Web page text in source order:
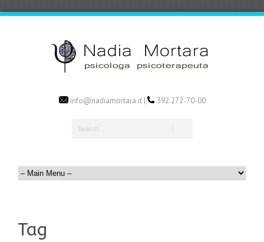
info@nadiamortara.it | 392.272-70-00
Tag